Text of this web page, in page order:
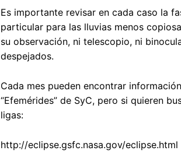
Es importante revisar en cada caso la
particular para las lluvias menos
su observación, ni telescopio, ni
despejados.
Cada mes pueden encontrar
“Efemérides” de SyC, pero si quieren
ligas:
http://eclipse.gsfc.nasa.gov/eclipse.html